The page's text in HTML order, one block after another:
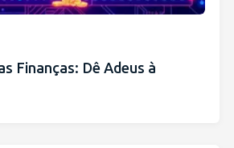
Finanças: Dê Adeus à